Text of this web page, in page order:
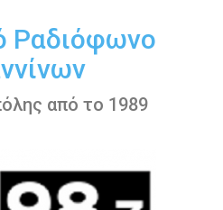
Ραδιόφωνο
από το 1989